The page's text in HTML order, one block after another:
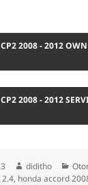
2008 - 2012
2008 - 2012
Author
diditho
2.4, honda accord